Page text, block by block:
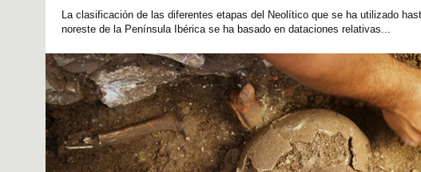
La clasificación de las diferentes etapas del Neolítico que se ha utilizado
noreste de la Península Ibérica se ha basado en dataciones relativas...